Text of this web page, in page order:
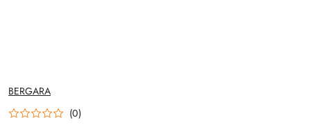
NAZWA
PRODUCENTA:
BERGARA
(0)